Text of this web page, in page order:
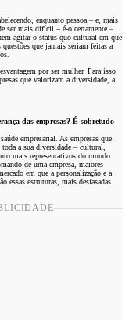
enquanto pessoa – e, mais
ser mais difícil – é-o certamente –
agitar o status quo cultural em que
que jamais seriam feitas a
por ser mulher. Para isso
que valorizam a diversidade, a
das empresas? É sobretudo
empresarial. As empresas que
a sua diversidade – cultural,
mais representativos do mundo
de uma empresa, maiores
em que a personalização e a
essas estruturas, mais desfasadas